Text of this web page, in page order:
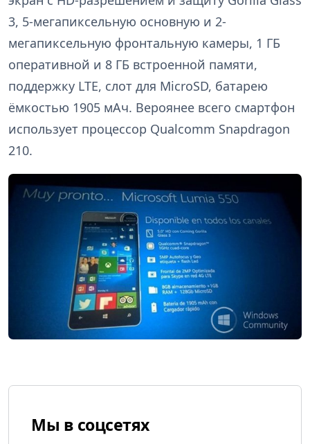
3, 5-мегапиксельную основную и 2-
мегапиксельную фронтальную камеры, 1 ГБ
оперативной и 8 ГБ встроенной памяти,
поддержку LTE, слот для MicroSD, батарею
ёмкостью 1905 мАч. Вероянее всего смартфон
использует процессор Qualcomm Snapdragon
210.
Мы в соцсетях